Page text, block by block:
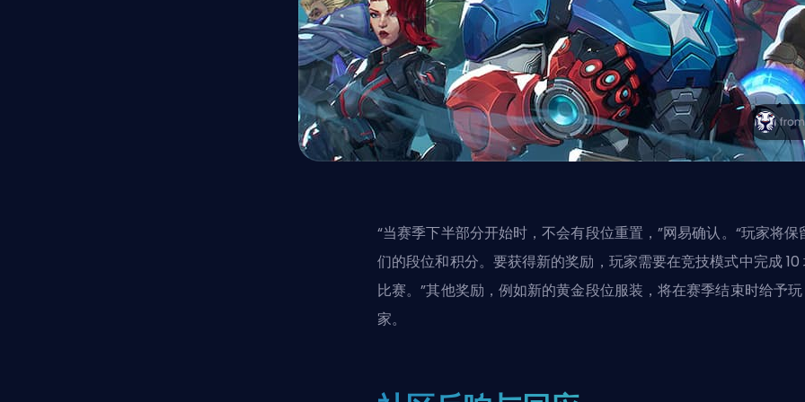
“当赛季下半部分开始时，不会有段位重置，”网易确认。“玩家将保
们的段位和积分。要获得新的奖励，玩家需要在竞技模式中完成 10
比赛。”其他奖励，例如新的黄金段位服装，将在赛季结束时给予玩
家。